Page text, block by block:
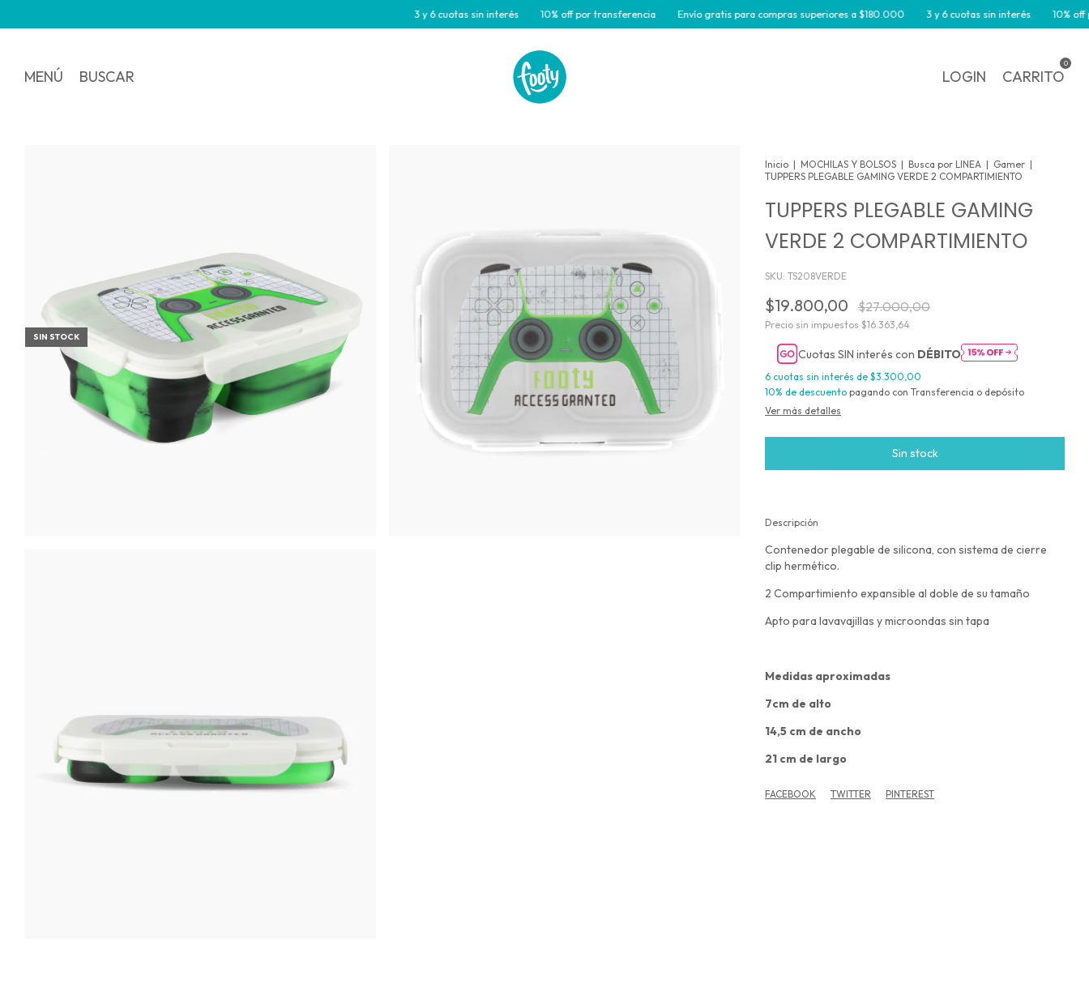
3 y 6 cuotas sin interés 10% off por transferencia Envío gratis para compras superiores a $180.000 3 y 6 cuotas sin interés 10% off por
MENÚ BUSCAR LOGIN CARRITO
0
SIN STOCK
Inicio | MOCHILAS Y BOLSOS | Busca por LINEA | Gamer |
TUPPERS PLEGABLE GAMING VERDE 2 COMPARTIMIENTO
TUPPERS PLEGABLE GAMING
VERDE 2 COMPARTIMIENTO
SKU: TS208VERDE
$19.800,00 $27.000,00
Precio sin impuestos $16.363,64
Cuotas SIN interés con DÉBITO
6 cuotas sin interés de $3.300,00
10% de descuento pagando con Transferencia o depósito
Ver más detalles
Descripción
Contenedor plegable de silicona, con sistema de cierre
clip hermético.
2 Compartimiento expansible al doble de su tamaño
Apto para lavavajillas y microondas sin tapa
Medidas aproximadas
7cm de alto
14,5 cm de ancho
21 cm de largo
FACEBOOK TWITTER PINTEREST